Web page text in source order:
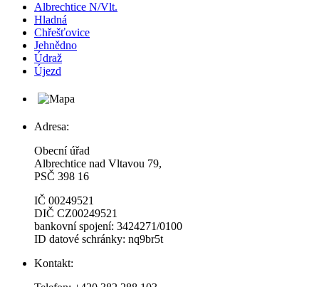
Albrechtice N/Vlt.
Hladná
Chřešťovice
Jehnědno
Údraž
Újezd
Adresa:
Obecní úřad
Albrechtice nad Vltavou 79,
PSČ 398 16
IČ 00249521
DIČ CZ00249521
bankovní spojení: 3424271/0100
ID datové schránky: nq9br5t
Kontakt: